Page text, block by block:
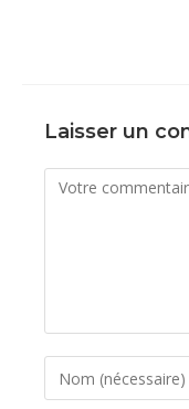
Laisser un
Comment
Enter
your